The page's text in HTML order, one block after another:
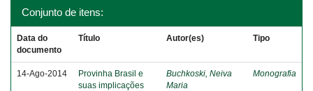
Conjunto de itens:
Data do
documento
Título Autor(es) Tipo
14-Ago-2014
Provinha Brasil e
suas implicações
Buchkoski, Neiva
Maria
Monografia